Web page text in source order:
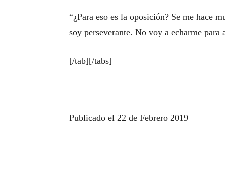
“¿Para eso es la oposición? Se me hace
soy perseverante. No voy a echarme para
[/tab][/tabs]
Publicado el 22 de Febrero 2019